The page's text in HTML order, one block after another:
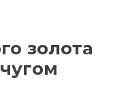
золота